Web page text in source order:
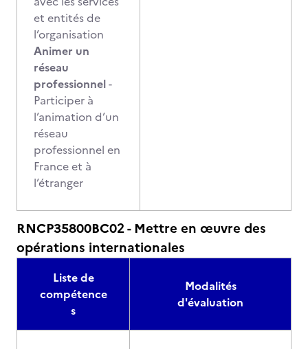
et entités de
l’organisation
Animer un
réseau
professionnel-
Participer à
l’animation d’un
réseau
professionnel en
France et à
l’étranger
RNCP35800BC02 - Mettre en œuvre des
opérations internationales
Liste de
compétence
s
Modalités
d'évaluation